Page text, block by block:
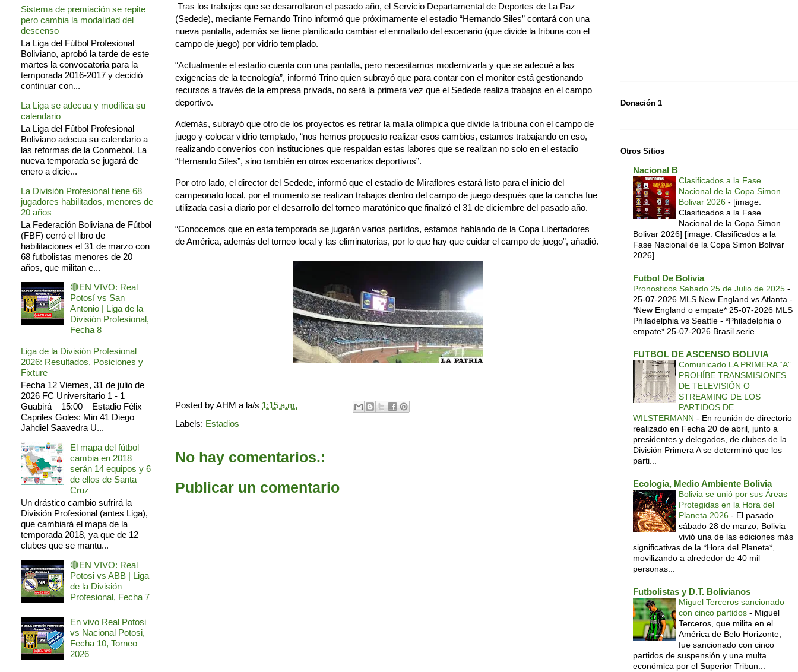
Tras los trabajos que se desarrollaron el pasado año, el Servicio Departamental de Deportes de La Paz
(Sedede), mediante Fernando Trino informó que próximamente el estadio “Hernando Siles” contará con una
nueva pantalla, además se tiene planificado cambiar el enmallado del escenario (que divide la tribuna con el
campo de juego) por vidrio templado.
“Actualmente el estadio cuenta con una pantalla, pero necesitamos modernizarla y que se adecué a las
exigencias de la tecnología”, informó Trino quien subrayó que para contar con el monitor está gestionando
recursos a través de la empresa privada, no será la primera vez que el Sedede realiza trabajos en el campo
deportivo.
Además, subrayó que otro de los proyectos es retirar la malla olímpica que divide la tribuna con el campo de
juego y colocar vidrio templado, “nos hemos propuesto realizar esos cambios, estamos trabajando en eso,
realizando convenios con instituciones que respaldan estas labores que se realizan no solo en el estadio
“Hernando Siles”, sino también en otros escenarios deportivos”.
Por otro lado, el director del Sedede, informó que el estadio de Miraflores estará listo para el inicio del
campeonato local, por el momento se realizan trabajos dentro del campo de juego después que la cancha fue
utilizada casi a diario por el desarrollo del torneo maratónico que finalizó el 31 de diciembre del pasado año.
“Conocemos que en esta temporada se jugarán varios partidos, estamos hablando de la Copa Libertadores
de América, además del torneo local y las eliminatorias, por lo que hay que cuidar el campo de juego”, añadió.
Posted byAHM a la/s 1:15 a.m.
Labels: Estadios
No hay comentarios.:
Publicar un comentario
Sistema de premiación se repite
pero cambia la modalidad del
descenso
La Liga del Fútbol Profesional
Boliviano, aprobó la tarde de este
martes la convocatoria para la
temporada 2016-2017 y decidió
continuar con...
La Liga se adecua y modifica su
calendario
La Liga del Fútbol Profesional
Boliviano adecua su calendario a
las reformas de la Conmebol. La
nueva temporada se jugará de
enero a dicie...
La División Profesional tiene 68
jugadores habilitados, menores de
20 años
La Federación Boliviana de Fútbol
(FBF) cerró el libro de
habilitaciones el 31 de marzo con
68 futbolistas menores de 20
años, que militan e...
🔴EN VIVO: Real
Potosí vs San
Antonio | Liga de la
División Profesional,
Fecha 8
Liga de la División Profesional
2026: Resultados, Posiciones y
Fixture
Fecha 12 Viernes, 31 de julio de
2026 FC Universitario 1 - 1
Guabirá – 15:00 – Estadio Félix
Capriles Goles: Min 41 Diego
Jahdiel Saavedra U...
El mapa del fútbol
cambia en 2018
serán 14 equipos y 6
de ellos de Santa
Cruz
Un drástico cambio sufrirá la
División Profesional (antes Liga),
que cambiará el mapa de la
temporada 2018, ya que de 12
clubes que se mantu...
🔴EN VIVO: Real
Potosi vs ABB | Liga
de la División
Profesional, Fecha 7
En vivo Real Potosi
vs Nacional Potosi,
Fecha 10, Torneo
2026
Donación 1
Otros Sitios
Nacional B
Clasificados a la Fase
Nacional de la Copa Simon
Bolivar 2026 - [image:
Clasificados a la Fase
Nacional de la Copa Simon
Bolivar 2026] [image: Clasificados a la
Fase Nacional de la Copa Simon Bolivar
2026]
Futbol De Bolivia
Pronosticos Sabado 25 de Julio de 2025 -
25-07-2026 MLS New England vs Atlanta -
*New England o empate* 25-07-2026 MLS
Philadelphia vs Seattle - *Philadelphia o
empate* 25-07-2026 Brasil serie ...
FUTBOL DE ASCENSO BOLIVIA
Comunicado LA PRIMERA “A”
PROHÍBE TRANSMISIONES
DE TELEVISIÓN O
STREAMING DE LOS
PARTIDOS DE
WILSTERMANN - En reunión de directorio
realizado en Fecha 20 de abril, junto a
presidentes y delegados, de clubes de la
División Primera A se determinó que los
parti...
Ecologia, Medio Ambiente Bolivia
Bolivia se unió por sus Áreas
Protegidas en la Hora del
Planeta 2026 - El pasado
sábado 28 de marzo, Bolivia
vivió una de las ediciones más
significativas de la *Hora del Planeta*,
movilizando a alrededor de 40 mil
personas...
Futbolistas y D.T. Bolivianos
Miguel Terceros sancionado
con cinco partidos - Miguel
Terceros, que milita en el
América de Belo Horizonte,
fue sancionado con cinco
partidos de suspensión y una multa
económica por el Superior Tribun...